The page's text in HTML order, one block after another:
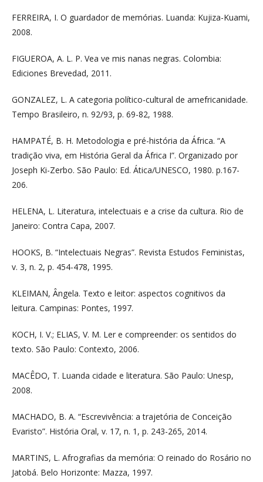
FERREIRA, I. O guardador de memórias. Luanda: Kujiza-Kuami,
2008.
FIGUEROA, A. L. P. Vea ve mis nanas negras. Colombia:
Ediciones Brevedad, 2011.
GONZALEZ, L. A categoria político-cultural de amefricanidade.
Tempo Brasileiro, n. 92/93, p. 69-82, 1988.
HAMPATÉ, B. H. Metodologia e pré-história da África. “A
tradição viva, em História Geral da África I”. Organizado por
Joseph Ki-Zerbo. São Paulo: Ed. Ática/UNESCO, 1980. p.167-
206.
HELENA, L. Literatura, intelectuais e a crise da cultura. Rio de
Janeiro: Contra Capa, 2007.
HOOKS, B. “Intelectuais Negras”. Revista Estudos Feministas,
v. 3, n. 2, p. 454-478, 1995.
KLEIMAN, Ângela. Texto e leitor: aspectos cognitivos da
leitura. Campinas: Pontes, 1997.
KOCH, I. V.; ELIAS, V. M. Ler e compreender: os sentidos do
texto. São Paulo: Contexto, 2006.
MACÊDO, T. Luanda cidade e literatura. São Paulo: Unesp,
2008.
MACHADO, B. A. “Escrevivência: a trajetória de Conceição
Evaristo”. História Oral, v. 17, n. 1, p. 243-265, 2014.
MARTINS, L. Afrografias da memória: O reinado do Rosário no
Jatobá. Belo Horizonte: Mazza, 1997.